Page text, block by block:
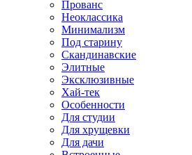
Прованс
Неоклассика
Минимализм
Под старину
Скандинавские
Элитные
Эксклюзивные
Хай-тек
Особенности
Для студии
Для хрущевки
Для дачи